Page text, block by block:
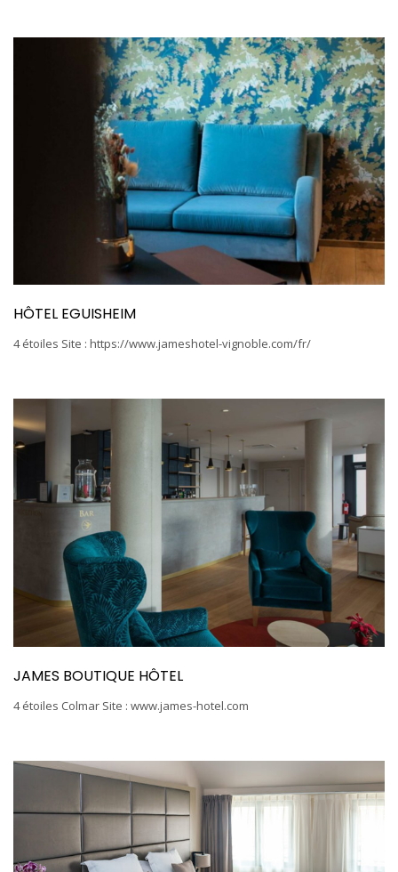
HÔTEL EGUISHEIM
4 étoiles Site : https://www.jameshotel-vignoble.com/fr/
JAMES BOUTIQUE HÔTEL
4 étoiles Colmar Site : www.james-hotel.com